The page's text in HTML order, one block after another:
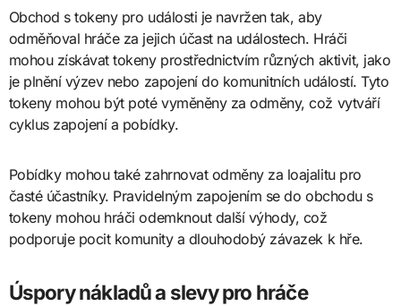
Obchod s tokeny pro události je navržen tak, aby
odměňoval hráče za jejich účast na událostech. Hráči
mohou získávat tokeny prostřednictvím různých aktivit, jako
je plnění výzev nebo zapojení do komunitních událostí. Tyto
tokeny mohou být poté vyměněny za odměny, což vytváří
cyklus zapojení a pobídky.
Pobídky mohou také zahrnovat odměny za loajalitu pro
časté účastníky. Pravidelným zapojením se do obchodu s
tokeny mohou hráči odemknout další výhody, což
podporuje pocit komunity a dlouhodobý závazek k hře.
Úspory nákladů a slevy pro hráče